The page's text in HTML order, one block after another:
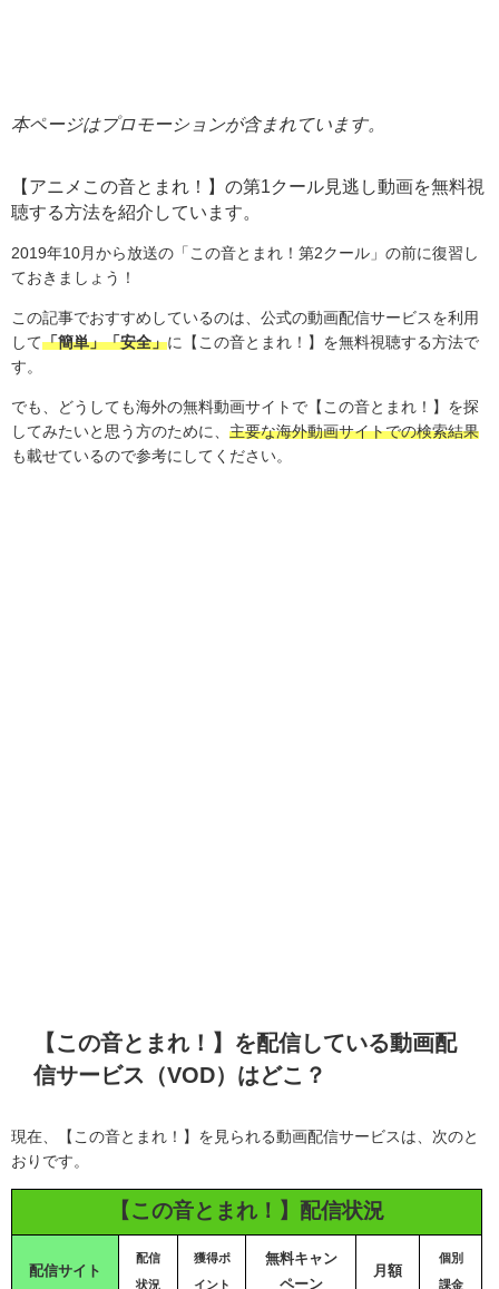
本ページはプロモーションが含まれています。
【アニメこの音とまれ！】の第1クール見逃し動画を無料視
聴する方法を紹介しています。
2019年10月から放送の「この音とまれ！第2クール」の前に復習し
ておきましょう！
この記事でおすすめしているのは、公式の動画配信サービスを利用
して「簡単」「安全」に【この音とまれ！】を無料視聴する方法で
す。
でも、どうしても海外の無料動画サイトで【この音とまれ！】を探
してみたいと思う方のために、 主要な海外動画サイトでの検索結果
も載せているので参考にしてください。
【この音とまれ！】を配信している動画配
信サービス（VOD）はどこ？
現在、【この音とまれ！】を見られる動画配信サービスは、次のと
おりです。
【この音とまれ！】配信状況
配信サイト
配信
状況
獲得ポ
イント
無料キャン
ペーン
月額
個別
課金